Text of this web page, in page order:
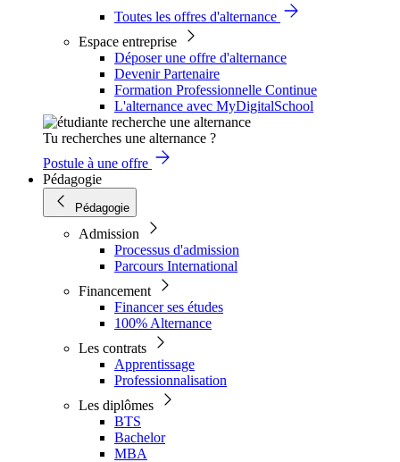
Toutes les offres d'alternance
Espace entreprise
Déposer une offre d'alternance
Devenir Partenaire
Formation Professionnelle Continue
L'alternance avec MyDigitalSchool
Tu recherches une alternance ?
Postule à une offre
Pédagogie
Pédagogie
Admission
Processus d'admission
Parcours International
Financement
Financer ses études
100% Alternance
Les contrats
Apprentissage
Professionnalisation
Les diplômes
BTS
Bachelor
MBA